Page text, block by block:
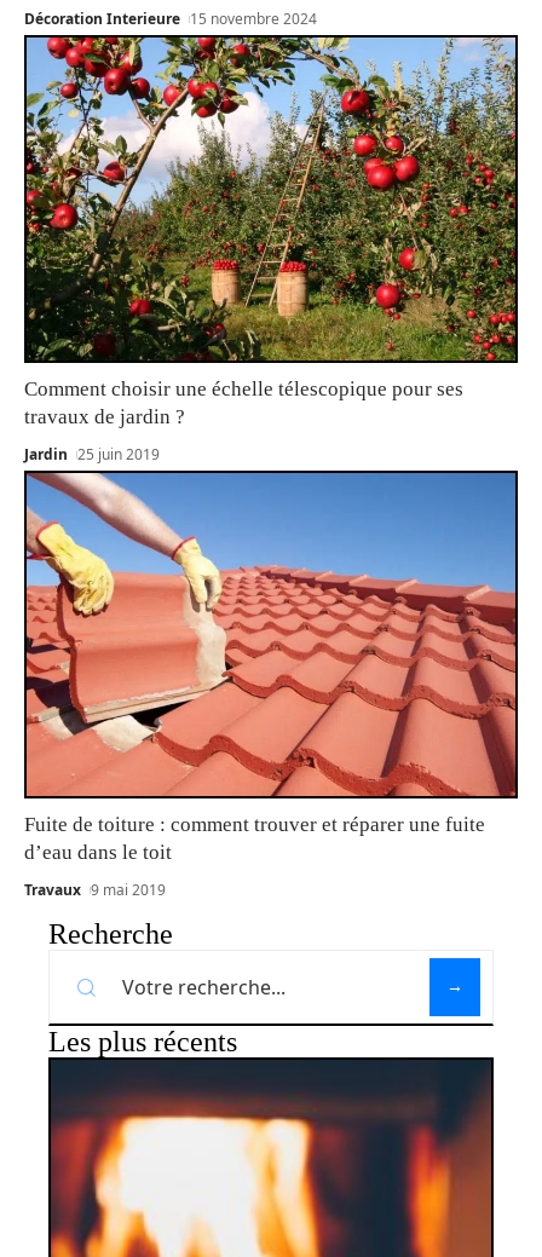
Décoration Interieure 15 novembre 2024
Comment choisir une échelle télescopique pour ses
travaux de jardin ?
Jardin 25 juin 2019
Fuite de toiture : comment trouver et réparer une fuite
d’eau dans le toit
Travaux 9 mai 2019
Recherche
Les plus récents